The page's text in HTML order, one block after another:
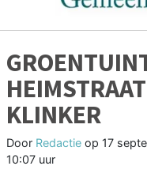
KLINKER
Door Redactie op 17
10:07 uur